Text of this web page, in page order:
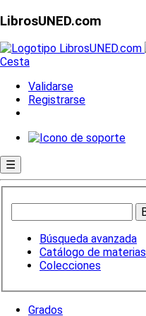
LibrosUNED.com
Cesta
Validarse
Registrarse
☰
Búsqueda avanzada
Catálogo de materias
Colecciones
Grados